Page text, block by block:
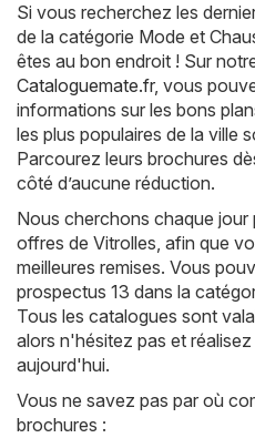
Si vous recherchez les
de la catégorie Mode et
êtes au bon endroit ! Sur
Cataloguemate.fr, vous
informations sur les bons
les plus populaires de la ville
Parcourez leurs brochures
côté d’aucune réduction.
Nous cherchons chaque jour
offres de Vitrolles, afin que
meilleures remises. Vous
prospectus 13 dans la
Tous les catalogues sont
alors n'hésitez pas et
aujourd'hui.
Vous ne savez pas par où
brochures :